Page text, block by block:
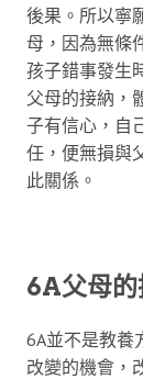
後果。所以寧
母，因為無條
孩子錯事發生
父母的接納，
子有信心，自
任，便無損與
此關係。
6A父母的
6A並不是教養
改變的機會，